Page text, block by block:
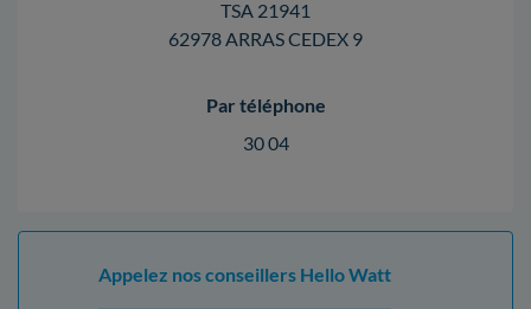
TSA 21941
62978 ARRAS CEDEX 9
Par téléphone
30 04
Appelez nos conseillers Hello Watt